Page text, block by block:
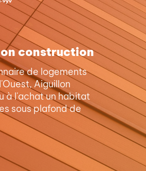
construction
de logements
Aiguillon
à l'achat un habitat
sous plafond de